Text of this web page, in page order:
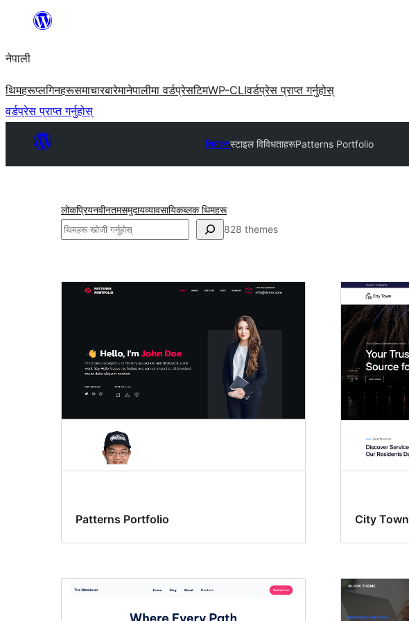
सामग्रीमा
नेपाली
थिमहरूप्लगिनहरूसमाचारबारेमानेपालीमा वर्डप्रेसटिमWP-CLIवर्डप्रेस प्राप्त गर्नुहोस्
वर्डप्रेस प्राप्त गर्नुहोस्
थिमहरूस्टाइल विविधताहरूPatterns Portfolio
लोकप्रियनवीनतमसमुदायव्यावसायिकब्लक थिमहरू
खोज्नुहोस् 828 themes
स्टाइल
Patterns Portfolio City Town